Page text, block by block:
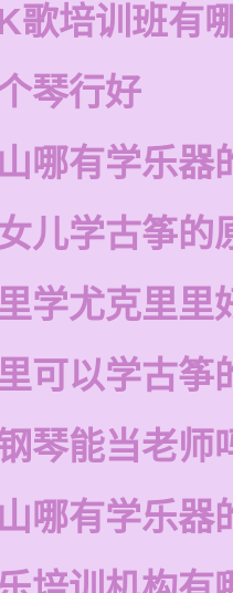
歌培训班有
琴行好
哪有学乐器
儿学古筝的
学尤克里里
可以学古筝
琴能当老师
哪有学乐器